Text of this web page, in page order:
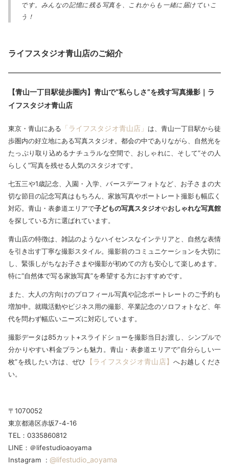
です。みんなの記憶に残る写真を、これからも一緒に届けていこ
う！
ライフスタジオ青山店のご紹介
【青山一丁目駅徒歩圏内】青山で“私らしさ”を残す写真撮影｜ラ
イフスタジオ青山店
東京・青山にある 「ライフスタジオ青山店」 は、青山一丁目駅から徒
歩圏内の好立地にある写真スタジオ。都会の中でありながら、自然光を
たっぷり取り込めるナチュラルな空間で、おしゃれに、そして“その人
らしく”写真を残せる人気のスタジオです。
七五三や1歳記念、入園・入学、バースデーフォトなど、お子さまの大
切な節目の記念写真はもちろん、家族写真やポートレート撮影も幅広く
対応。青山・表参道エリアで子どもの写真スタジオやおしゃれな写真館
を探している方に選ばれています。
青山店の特徴は、雑誌のようなハイセンスなインテリアと、自然な表情
を引き出す丁寧な撮影スタイル。撮影前のコミュニケーションを大切に
し、緊張しがちなお子さまや撮影が初めての方も安心して楽しめます。
特に“自然体で写る家族写真”を希望する方におすすめです。
また、大人の方向けのプロフィール写真や記念ポートレートのご予約も
増加中。就職活動やビジネス用の撮影、卒業記念のソロフォトなど、年
代を問わず幅広いニーズに対応しています。
撮影データは85カット+スライドショーを撮影当日お渡し、シンプルで
分かりやすい料金プランも魅力。青山・表参道エリアで“自分らしい一
枚”を残したい方は、ぜひ
【ライフスタジオ青山店】へお越しくださ
い。
〒1070052
東京都港区赤坂7-4-16
TEL：0335860812
LINE：＠lifestudioaoyama
Instagram : @lifestudio_aoyama